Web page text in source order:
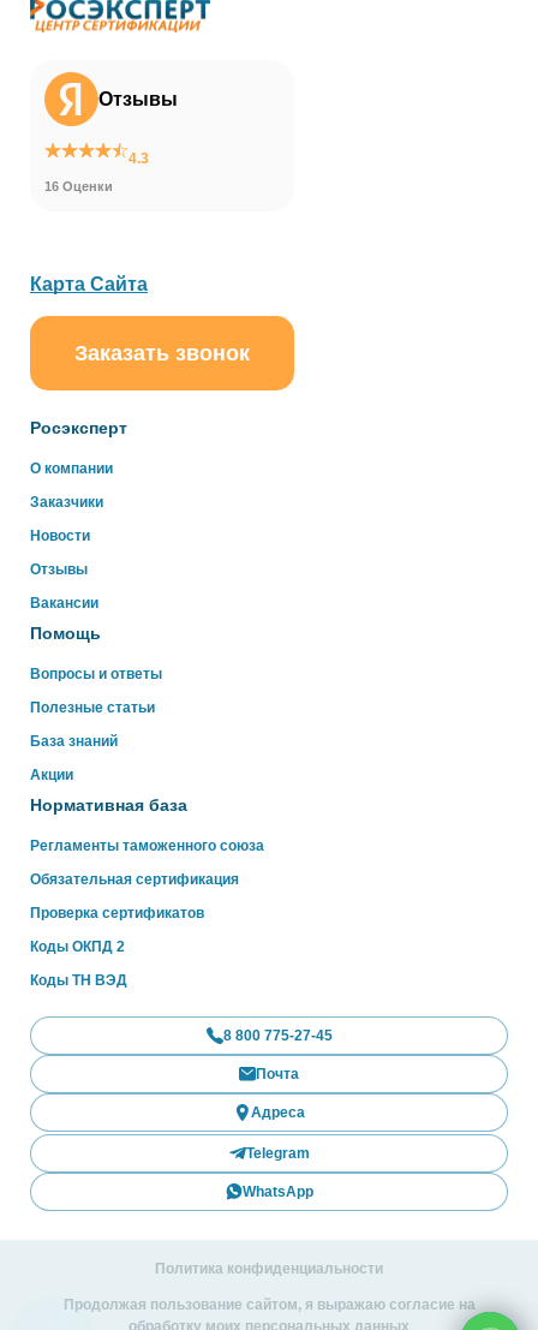
Отзывы
4.3
16 Оценки
Росэксперт
О компании
Заказчики
Новости
Отзывы
Вакансии
Помощь
Вопросы и ответы
Полезные статьи
База знаний
Акции
Нормативная база
Регламенты таможенного союза
Обязательная сертификация
Проверка сертификатов
Коды ОКПД 2
Коды ТН ВЭД
Карта Сайта
Заказать звонок
8 800 775-27-45
Почта
Адреса
Telegram
WhatsApp
Политика конфиденциальности
Продолжая пользование сайтом, я выражаю согласие на
online
Здравствуйте!
Свяжитесь с нами через WhatsApp нажав на кнопку
WhatsApp